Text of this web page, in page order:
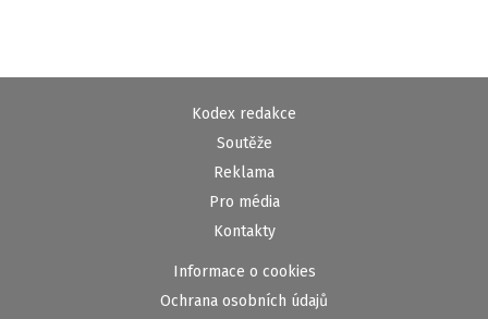
Kodex redakce
Soutěže
Reklama
Pro média
Kontakty
Informace o cookies
Ochrana osobních údajů